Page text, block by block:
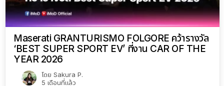
Maserati GRANTURISMO FOLGORE คว้ารางวัล
‘BEST SUPER SPORT EV’ ที่งาน CAR OF THE
YEAR 2026
โดย Sakura P.
5 เดือนที่แล้ว